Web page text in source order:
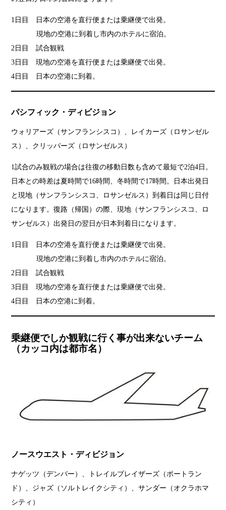
1日目 日本の空港を直行便または乗継便で出発。
現地の空港に到着し市内のホテルに宿泊。
2日目 試合観戦
3日目 現地の空港を直行便または乗継便で出発。
4日目 日本の空港に到着。
パシフィック・ディビジョン
ウォリアーズ（サンフランシスコ）、レイカーズ（ロサンゼル
ス）、クリッパーズ（ロサンゼルス）
1試合のみ観戦の場合は往復の移動日数も含めて最短で2泊4日。
日本との時差は夏時間で16時間、冬時間で17時間。日本出発日
と現地（サンフランシスコ、ロサンゼルス）到着日は同じ日付
になります。復路（帰国）の際、現地（サンフランシスコ、ロ
サンゼルス）出発日の翌日が日本到着日になります。
1日目 日本の空港を直行便または乗継便で出発。
現地の空港に到着し市内のホテルに宿泊。
2日目 試合観戦
3日目 現地の空港を直行便または乗継便で出発。
4日目 日本の空港に到着。
乗継便でしか観戦に行く事が出来ないチーム
（カッコ内は都市名）
ノースウエスト・ディビジョン
ナゲッツ（デンバー）、トレイルブレイザーズ（ポートラン
ド）、ジャズ（ソルトレイクシティ）、サンダー（オクラホマ
シティ）